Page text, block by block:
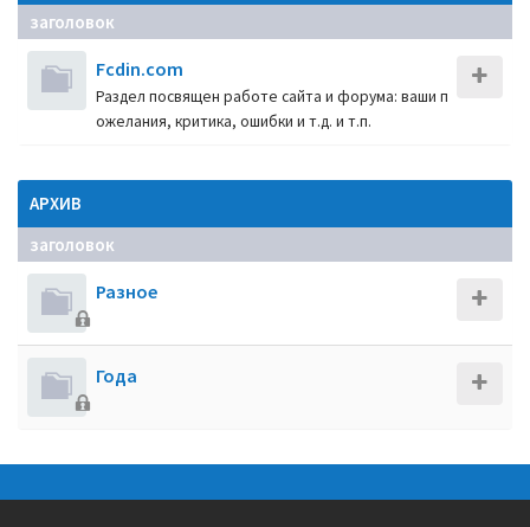
заголовок
Fcdin.com
Раздел посвящен работе сайта и форума: ваши п
ожелания, критика, ошибки и т.д. и т.п.
АРХИВ
заголовок
Разное
Года